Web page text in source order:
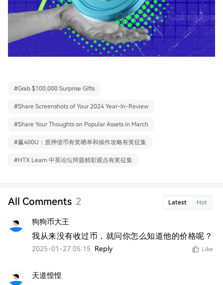
#Grab $100,000 Surprise Gifts
#Share Screenshots of Your 2024 Year-In-Review
#Share Your Thoughts on Popular Assets in March
#赢400U：质押借币有奖晒单和操作攻略有奖征集
#HTX Learn 中英论坛辩题精彩观点有奖征集
All Comments 2 Latest Hot
狗狗币大王
我从来没有收过币，就问你怎么知道他的价格呢？
2025-01-27 05:15 Reply Like
天道惶惶